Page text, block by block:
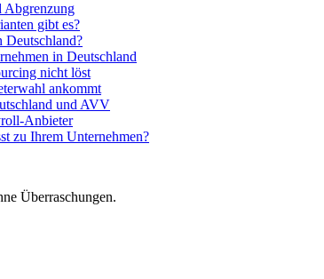
Abgrenzung
gibt es?
Deutschland?
in Deutschland
nicht löst
ankommt
und AVV
Anbieter
zu Ihrem Unternehmen?
Überraschungen.